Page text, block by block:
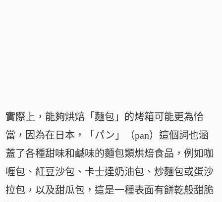
實際上，能夠烘焙「麵包」的烤箱可能更為恰
當，因為在日本，「パン」（pan）這個詞也涵
蓋了各種甜味和鹹味的麵包類烘焙食品，例如咖
喱包、紅豆沙包、卡士達奶油包、炒麵包或蛋沙
拉包，以及甜瓜包，這是一種表面有餅乾般甜脆